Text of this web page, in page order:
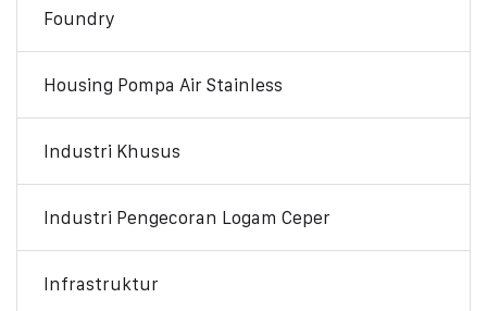
Foundry
Housing Pompa Air Stainless
Industri Khusus
Industri Pengecoran Logam Ceper
Infrastruktur